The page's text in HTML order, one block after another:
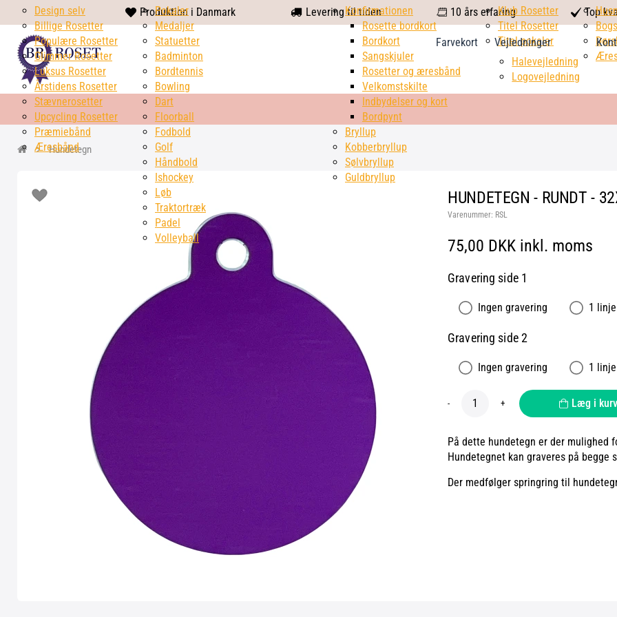
heart
solid
Produktion i Danmark Levering til tiden calendar
10 års erfaring
check
mark
Top
Farvekort
Vejledninger
Halevejledning
Logovejledning
Design selv
Billige Rosetter
Populære Rosetter
Glimmer Rosetter
Luksus Rosetter
Årstidens Rosetter
Stævnerosetter
Upcycling Rosetter
Præmiebånd
Æresbånd
Pokaler
Medaljer
Statuetter
Badminton
Bordtennis
Bowling
Dart
Floorball
Fodbold
Golf
Håndbold
Ishockey
Løb
Traktortræk
Padel
Volleyball
Konfirmationen
Rosette bordkort
Bordkort
Sangskjuler
Rosetter og æresbånd
Velkomstskilte
Indbydelser og kort
Bordpynt
Bryllup
Kobberbryllup
Sølvbryllup
Guldbryllup
Klub Rosetter
Titel Rosetter
Titel pokaler
Hundetegn
HUNDETEGN - RUNDT -
Varenummer: RSL
75,00 DKK inkl. moms
Gravering side 1
Ingen gravering 1 linje
Gravering side 2
Ingen gravering 1 linje
- + Læg i kurv
På dette hundetegn er der mulighed
Hundetegnet kan graveres på begge
Der medfølger springring til